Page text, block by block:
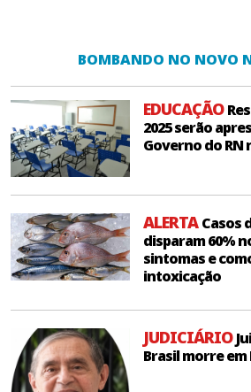
BOMBANDO NO NOVO
EDUCAÇÃO
2025 serão
Governo do
ALERTACasos
disparam 60%
sintomas e
intoxicação
JUDICIÁRIO
Brasil morre em